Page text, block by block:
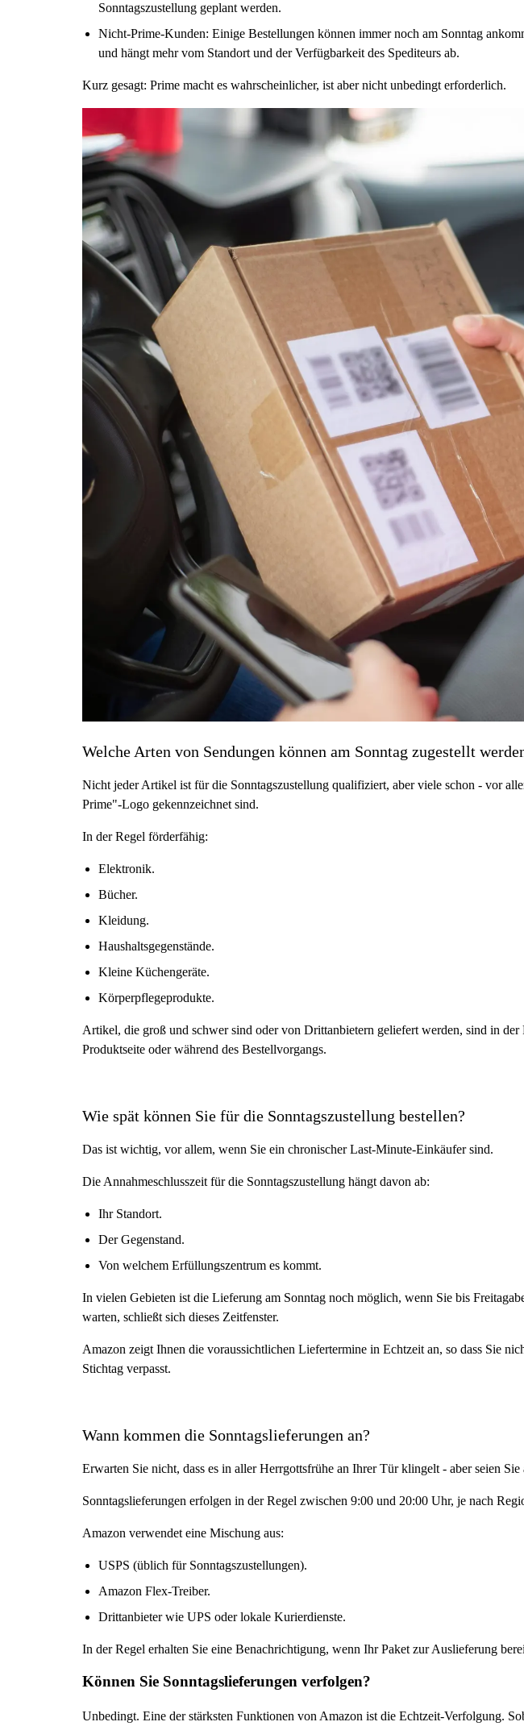
Sonntagszustellung geplant werden.
Nicht-Prime-Kunden: Einige Bestellungen können immer noch am Sonntag
und hängt mehr vom Standort und der Verfügbarkeit des Spediteurs ab.
Kurz gesagt: Prime macht es wahrscheinlicher, ist aber nicht unbedingt erforderlich.
Welche Arten von Sendungen können am Sonntag zugestellt
Nicht jeder Artikel ist für die Sonntagszustellung qualifiziert, aber viele schon - vor
Prime"-Logo gekennzeichnet sind.
In der Regel förderfähig:
Elektronik.
Bücher.
Kleidung.
Haushaltsgegenstände.
Kleine Küchengeräte.
Körperpflegeprodukte.
Artikel, die groß und schwer sind oder von Drittanbietern geliefert werden, sind in
Produktseite oder während des Bestellvorgangs.
Wie spät können Sie für die Sonntagszustellung bestellen?
Das ist wichtig, vor allem, wenn Sie ein chronischer Last-Minute-Einkäufer sind.
Die Annahmeschlusszeit für die Sonntagszustellung hängt davon ab:
Ihr Standort.
Der Gegenstand.
Von welchem Erfüllungszentrum es kommt.
In vielen Gebieten ist die Lieferung am Sonntag noch möglich, wenn Sie bis
warten, schließt sich dieses Zeitfenster.
Amazon zeigt Ihnen die voraussichtlichen Liefertermine in Echtzeit an, so dass Sie
Stichtag verpasst.
Wann kommen die Sonntagslieferungen an?
Erwarten Sie nicht, dass es in aller Herrgottsfrühe an Ihrer Tür klingelt - aber seien Sie
Sonntagslieferungen erfolgen in der Regel zwischen 9:00 und 20:00 Uhr, je nach
Amazon verwendet eine Mischung aus:
USPS (üblich für Sonntagszustellungen).
Amazon Flex-Treiber.
Drittanbieter wie UPS oder lokale Kurierdienste.
In der Regel erhalten Sie eine Benachrichtigung, wenn Ihr Paket zur Auslieferung
Können Sie Sonntagslieferungen verfolgen?
Unbedingt. Eine der stärksten Funktionen von Amazon ist die Echtzeit-Verfolgung.